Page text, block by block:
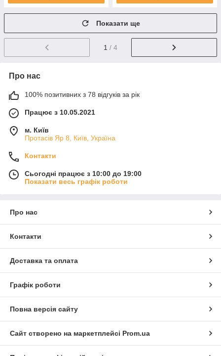
Показати ще
1 / 4
Про нас
100% позитивних з 78 відгуків за рік
Працює з 10.05.2021
м. Київ
Протасів Яр 8, Київ, Україна
Контакти
Сьогодні працює з 10:00 до 19:00
Показати весь графік роботи
Про нас
Контакти
Доставка та оплата
Графік роботи
Повна версія сайту
Сайт створено на маркетплейсі Prom.ua